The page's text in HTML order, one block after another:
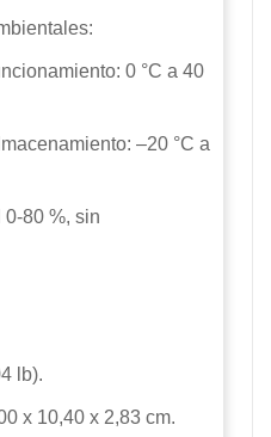
0 °C a 40
–20 °C a
80 %, sin
lb).
x 10,40 x 2,83 cm.